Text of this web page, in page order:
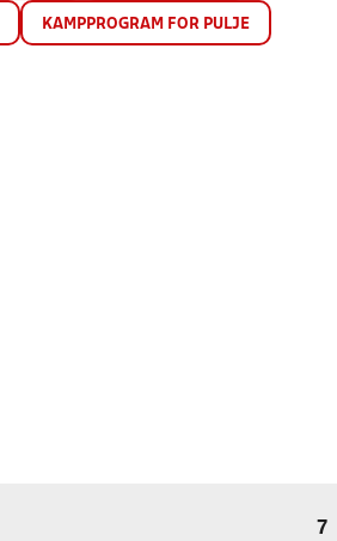
KAMPPROGRAM FOR PULJE
7